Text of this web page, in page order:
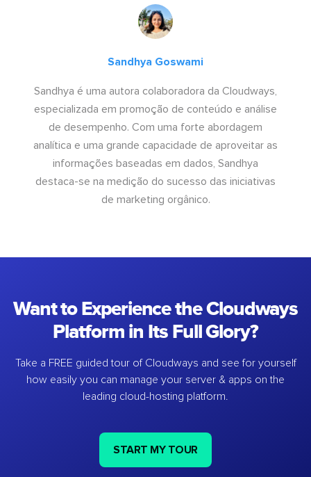
Sandhya Goswami
Sandhya é uma autora colaboradora da Cloudways,
especializada em promoção de conteúdo e análise
de desempenho. Com uma forte abordagem
analítica e uma grande capacidade de aproveitar as
informações baseadas em dados, Sandhya
destaca-se na medição do sucesso das iniciativas
de marketing orgânico.
Want to Experience the Cloudways
Platform in Its Full Glory?
Take a FREE guided tour of Cloudways and see for yourself
how easily you can manage your server & apps on the
leading cloud-hosting platform.
START MY TOUR